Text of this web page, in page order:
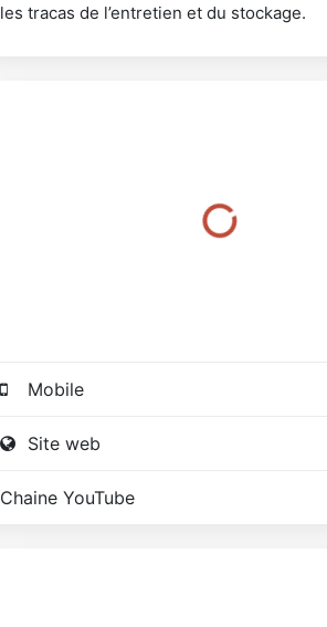
les tracas de l’entretien et du stockage.
Mobile
Site web
Chaine YouTube